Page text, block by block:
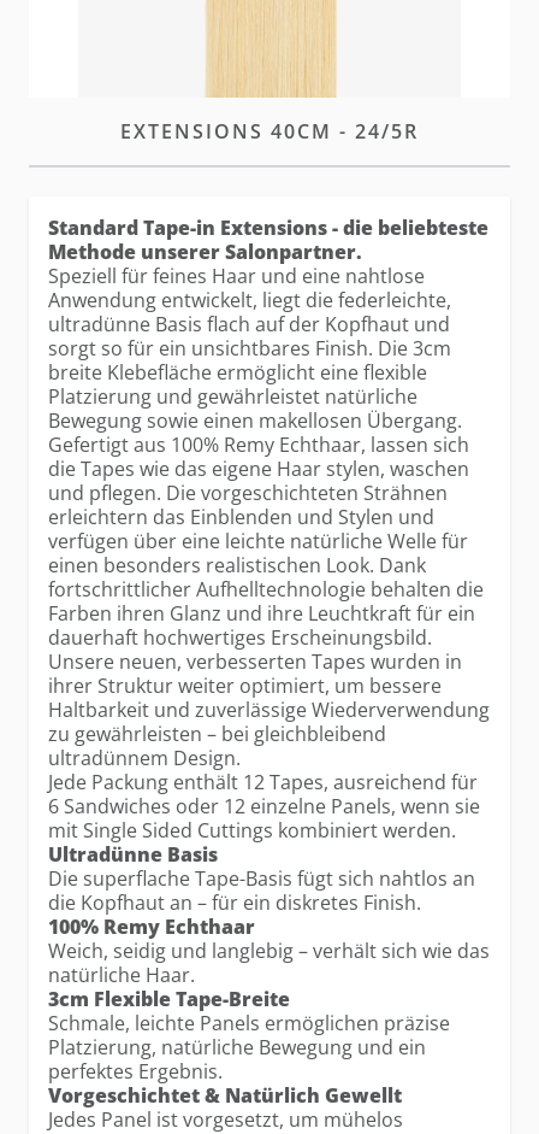
EXTENSIONS 40CM - 24/5R
Standard Tape-in Extensions - die beliebteste
Methode unserer Salonpartner.
Speziell für feines Haar und eine nahtlose
Anwendung entwickelt, liegt die federleichte,
ultradünne Basis flach auf der Kopfhaut und
sorgt so für ein unsichtbares Finish. Die 3cm
breite Klebefläche ermöglicht eine flexible
Platzierung und gewährleistet natürliche
Bewegung sowie einen makellosen Übergang.
Gefertigt aus 100% Remy Echthaar, lassen sich
die Tapes wie das eigene Haar stylen, waschen
und pflegen. Die vorgeschichteten Strähnen
erleichtern das Einblenden und Stylen und
verfügen über eine leichte natürliche Welle für
einen besonders realistischen Look. Dank
fortschrittlicher Aufhelltechnologie behalten die
Farben ihren Glanz und ihre Leuchtkraft für ein
dauerhaft hochwertiges Erscheinungsbild.
Unsere neuen, verbesserten Tapes wurden in
ihrer Struktur weiter optimiert, um bessere
Haltbarkeit und zuverlässige Wiederverwendung
zu gewährleisten – bei gleichbleibend
ultradünnem Design.
Jede Packung enthält 12 Tapes, ausreichend für
6 Sandwiches oder 12 einzelne Panels, wenn sie
mit Single Sided Cuttings kombiniert werden.
Ultradünne Basis
Die superflache Tape-Basis fügt sich nahtlos an
die Kopfhaut an – für ein diskretes Finish.
100% Remy Echthaar
Weich, seidig und langlebig – verhält sich wie das
natürliche Haar.
3cm Flexible Tape-Breite
Schmale, leichte Panels ermöglichen präzise
Platzierung, natürliche Bewegung und ein
perfektes Ergebnis.
Vorgeschichtet & Natürlich Gewellt
Jedes Panel ist vorgesetzt, um mühelos